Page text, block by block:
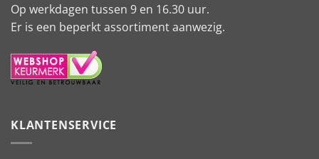
Op werkdagen tussen 9 en 16.30 uur.
Er is een beperkt assortiment aanwezig.
KLANTENSERVICE